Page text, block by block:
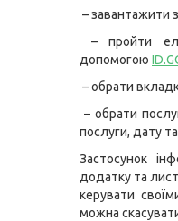
– завантажити
– пройти
допомогою
– обрати
– обрати
послуги, дату
Застосунок
додатку та
керувати
можна